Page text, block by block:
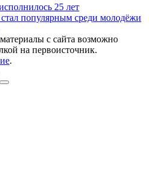
25 лет
популярным среди молодёжи
с сайта возможно
на первоисточник.
.
Search